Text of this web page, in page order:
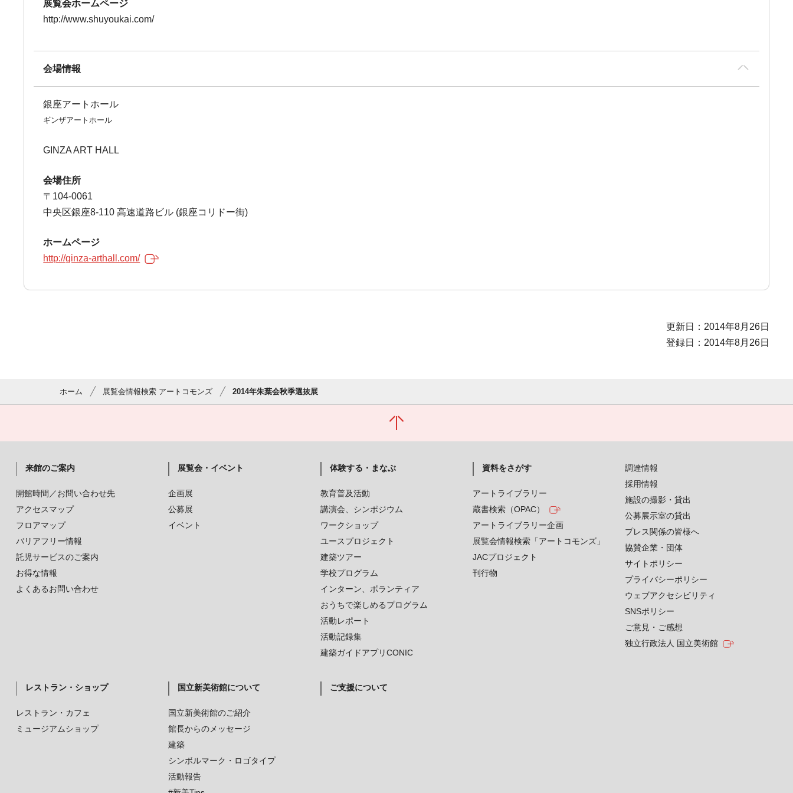
展覧会ホームページ
http://www.shuyoukai.com/
会場情報
銀座アートホール
ギンザアートホール
GINZA ART HALL
会場住所
〒104-0061
中央区銀座8-110 高速道路ビル (銀座コリドー街)
ホームページ
http://ginza-arthall.com/
更新日：2014年8月26日
登録日：2014年8月26日
ホーム 展覧会情報検索 アートコモンズ 2014年朱葉会秋季選抜展
来館のご案内
開館時間／お問い合わせ先
アクセスマップ
フロアマップ
バリアフリー情報
託児サービスのご案内
お得な情報
よくあるお問い合わせ
展覧会・イベント
企画展
公募展
イベント
体験する・まなぶ
教育普及活動
講演会、シンポジウム
ワークショップ
ユースプロジェクト
建築ツアー
学校プログラム
インターン、ボランティア
おうちで楽しめるプログラム
活動レポート
活動記録集
建築ガイドアプリCONIC
資料をさがす
アートライブラリー
蔵書検索（OPAC）
アートライブラリー企画
展覧会情報検索「アートコモンズ」
JACプロジェクト
刊行物
レストラン・ショップ
レストラン・カフェ
ミュージアムショップ
国立新美術館について
国立新美術館のご紹介
館長からのメッセージ
建築
シンボルマーク・ロゴタイプ
活動報告
ご支援について
調達情報
採用情報
施設の撮影・貸出
公募展示室の貸出
プレス関係の皆様へ
協賛企業・団体
サイトポリシー
プライバシーポリシー
ウェブアクセシビリティ
SNSポリシー
ご意見・ご感想
独立行政法人 国立美術館